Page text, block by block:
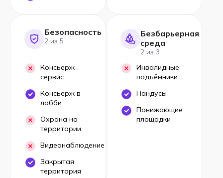
Безопасность
2 из 5
Консьерж-
сервис
Консьерж в
лобби
Охрана на
территории
Видеонаблюдение
Закрытая
территория
Безбарьерная
среда
2 из 3
Инвалидные
подъёмники
Пандусы
Понижающие
площадки